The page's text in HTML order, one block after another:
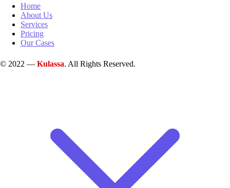
Home
About Us
Services
Pricing
Our Cases
© 2022 — Kulassa. All Rights Reserved.